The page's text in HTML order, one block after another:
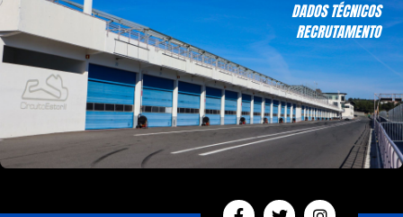
DADOS TÉCNICOS
RECRUTAMENTO